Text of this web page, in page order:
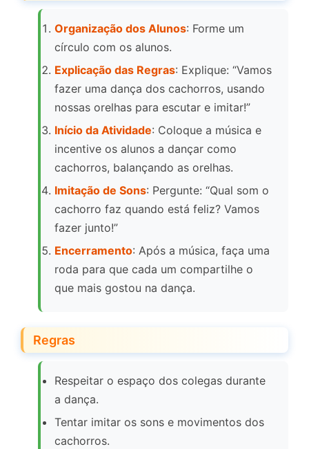
Organização dos Alunos: Forme um
círculo com os alunos.
Explicação das Regras: Explique: “Vamos
fazer uma dança dos cachorros, usando
nossas orelhas para escutar e imitar!”
Início da Atividade: Coloque a música e
incentive os alunos a dançar como
cachorros, balançando as orelhas.
Imitação de Sons: Pergunte: “Qual som o
cachorro faz quando está feliz? Vamos
fazer junto!”
Encerramento: Após a música, faça uma
roda para que cada um compartilhe o
que mais gostou na dança.
Regras
Respeitar o espaço dos colegas durante
a dança.
Tentar imitar os sons e movimentos dos
cachorros.